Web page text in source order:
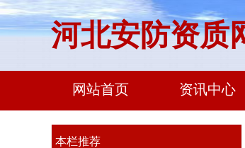
河北安防资质
网站首页 资讯中心
本栏推荐